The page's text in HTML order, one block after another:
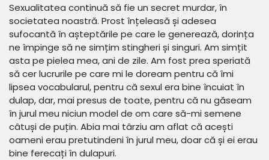
Sexualitatea continuă să fie un secret murdar, în
societatea noastră. Prost înțeleasă și adesea
sufocantă în așteptările pe care le generează, dorința
ne împinge să ne simțim stingheri și singuri. Am simțit
asta pe pielea mea, ani de zile. Am fost prea speriată
să cer lucrurile pe care mi le doream pentru că îmi
lipsea vocabularul, pentru că sexul era bine încuiat în
dulap, dar, mai presus de toate, pentru că nu găseam
în jurul meu niciun model de om care să-mi semene
câtuși de puțin. Abia mai târziu am aflat că acești
oameni erau pretutindeni în jurul meu, doar că și ei erau
bine ferecați în dulapuri.